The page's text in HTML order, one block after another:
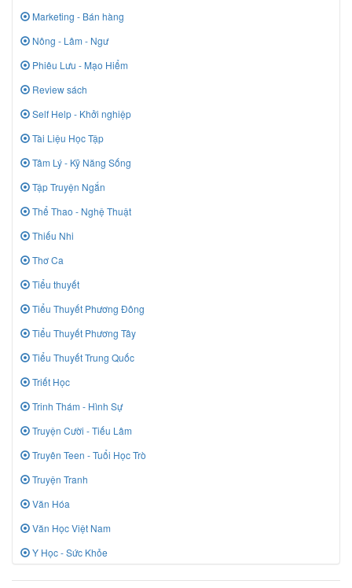
Marketing - Bán hàng
Nông - Lâm - Ngư
Phiêu Lưu - Mạo Hiểm
Review sách
Self Help - Khởi nghiệp
Tài Liệu Học Tập
Tâm Lý - Kỹ Năng Sống
Tập Truyện Ngắn
Thể Thao - Nghệ Thuật
Thiếu Nhi
Thơ Ca
Tiểu thuyết
Tiểu Thuyết Phương Đông
Tiểu Thuyết Phương Tây
Tiểu Thuyết Trung Quốc
Triết Học
Trinh Thám - Hình Sự
Truyện Cười - Tiếu Lâm
Truyên Teen - Tuổi Học Trò
Truyện Tranh
Văn Hóa
Văn Học Việt Nam
Y Học - Sức Khỏe